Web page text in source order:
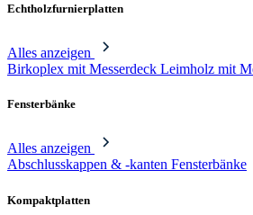
Echtholzfurnierplatten
Alles anzeigen
Birkoplex mit Messerdeck Leimholz mit
Fensterbänke
Alles anzeigen
Abschlusskappen & -kanten Fensterbänke
Kompaktplatten